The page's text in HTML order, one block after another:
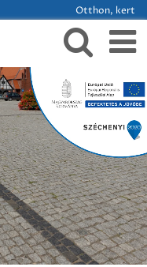
Otthon, kert